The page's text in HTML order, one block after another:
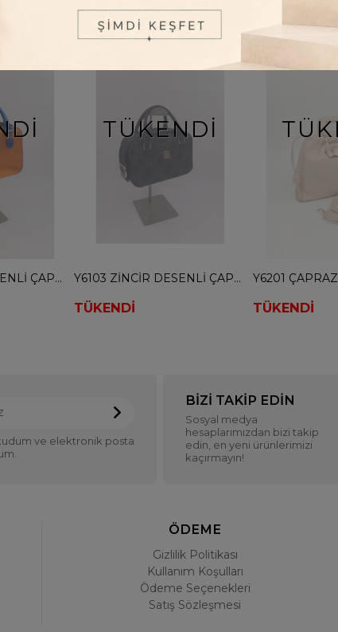
Y6103 ZİNCİR DESENLİ ÇAPRAZ ÇANTA - TURUNCU
TÜKENDI
2 Renk
Y6103 ZİNCİR DESENLİ ÇAPRAZ ÇANTA - SİYAH
TÜKENDİ
Y6201
TÜKENDİ
ve elektronik posta
BIZI TAKIP EDIN
Sosyal medya
hesaplarımızdan bizi takip
edin, en yeni ürünlerimizi
kaçırmayın!
ÖDEME
Gizlilik Politikası
Kullanım Koşulları
Ödeme Seçenekleri
Satış Sözleşmesi